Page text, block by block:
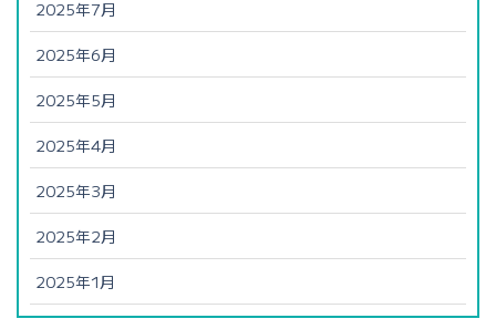
2025年7月
2025年6月
2025年5月
2025年4月
2025年3月
2025年2月
2025年1月